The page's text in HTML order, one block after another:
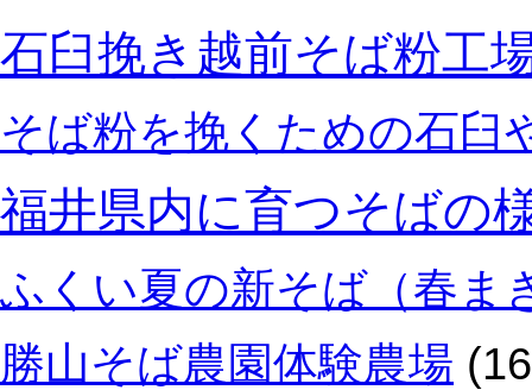
石臼挽き越前そば粉工
そば粉を挽くための石臼
福井県内に育つそばの
ふくい夏の新そば（春ま
勝山そば農園体験農場